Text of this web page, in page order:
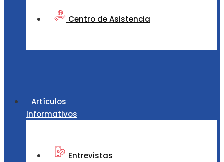
Centro de Asistencia
Artículos
Informativos
Entrevistas